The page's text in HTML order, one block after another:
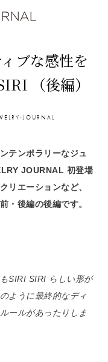
ブな感性を
（後編）
JOURNAL
テンポラリーなジュ
JOURNAL 初登場
リエーションなど、
・後編の後編です。
SIRI SIRI らしい形が
ように最終的なディ
ールがあったりしま